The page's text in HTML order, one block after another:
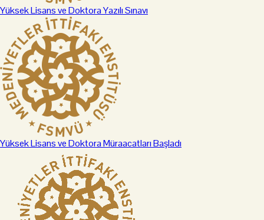
Yüksek Lisans ve Doktora Yazılı Sınavı
Yüksek Lisans ve Doktora Müraacatları Başladı